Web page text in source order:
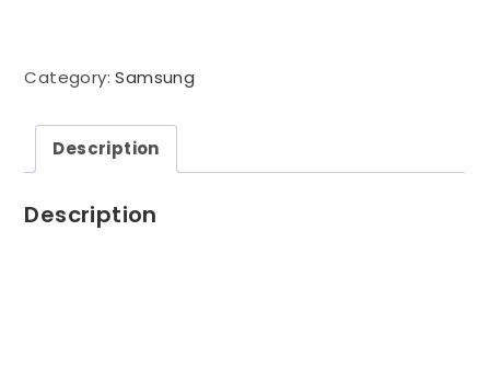
Category:Samsung
Description
Description